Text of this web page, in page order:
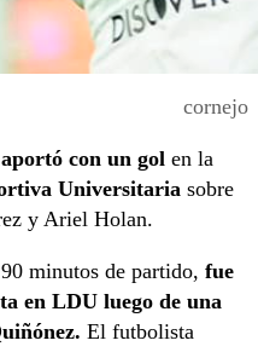
cornejo
con un gol en la
Universitaria sobre
y Ariel Holan.
minutos de partido, fue
en LDU luego de una
El futbolista